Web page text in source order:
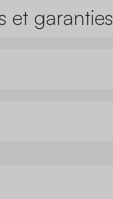
et garanties